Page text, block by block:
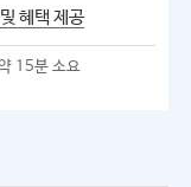
혜택 제공
15분 소요